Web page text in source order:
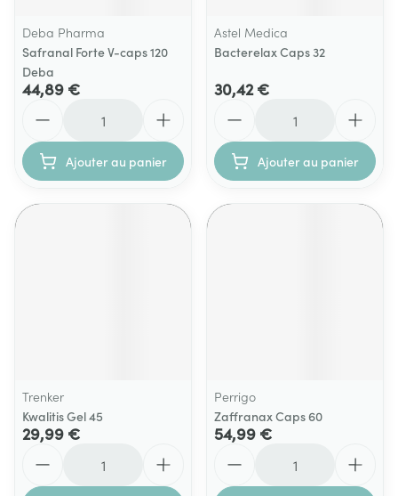
Deba Pharma
Safranal Forte V-caps 120
Deba
44,89 €
Ajouter au panier
Astel Medica
Bacterelax Caps 32
30,42 €
Ajouter au panier
Trenker
Kwalitis Gel 45
29,99 €
Perrigo
Zaffranax Caps 60
54,99 €